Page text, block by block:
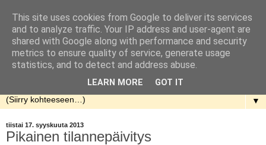
Rakennellen
Nuorenparin taival talon rakentamisen parissa. Aloitusaika
kevät 2013.
▼
tiistai 17. syyskuuta 2013
Pikainen tilannepäivitys
This site uses cookies from Google to deliver its services
and to analyze traffic. Your IP address and user-agent are
shared with Google along with performance and security
metrics to ensure quality of service, generate usage
statistics, and to detect and address abuse.
LEARN MORE GOT IT